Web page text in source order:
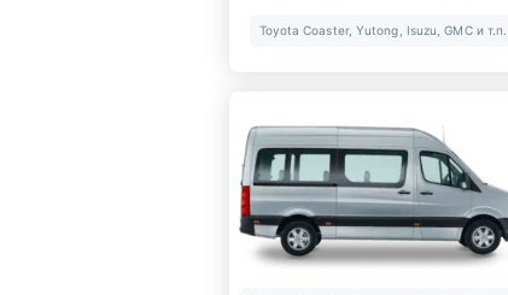
Toyota Coaster, Yutong, Isuzu, GMC и т.п.